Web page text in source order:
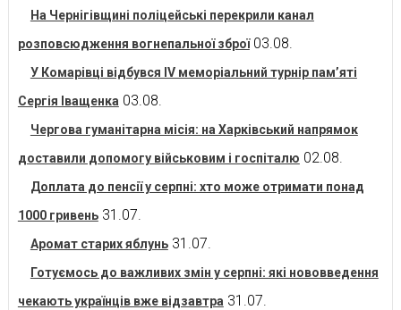
На Чернігівщині поліцейські перекрили канал
розповсюдження вогнепальної зброї 03.08.
У Комарівці відбувся IV меморіальний турнір пам’яті
Сергія Іващенка 03.08.
Чергова гуманітарна місія: на Харківський напрямок
доставили допомогу військовим і госпіталю 02.08.
Доплата до пенсії у серпні: хто може отримати понад
1000 гривень 31.07.
Аромат старих яблунь 31.07.
Готуємось до важливих змін у серпні: які нововведення
чекають українців вже відзавтра 31.07.